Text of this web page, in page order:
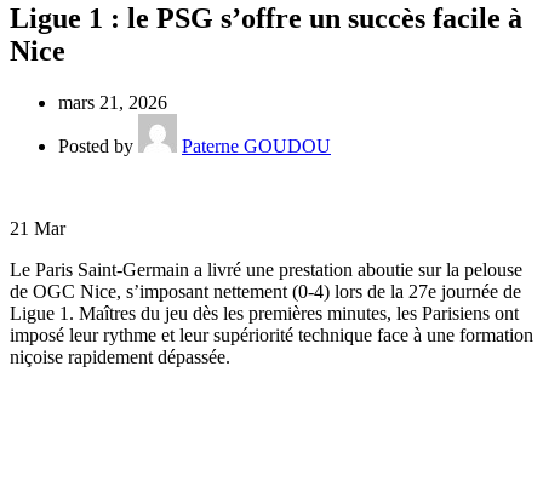
Ligue 1 : le PSG s’offre un succès facile à
Nice
mars 21, 2026
Posted by Paterne GOUDOU
21 Mar
Le Paris Saint-Germain a livré une prestation aboutie sur la pelouse
de OGC Nice, s’imposant nettement (0-4) lors de la 27e journée de
Ligue 1. Maîtres du jeu dès les premières minutes, les Parisiens ont
imposé leur rythme et leur supériorité technique face à une formation
niçoise rapidement dépassée.